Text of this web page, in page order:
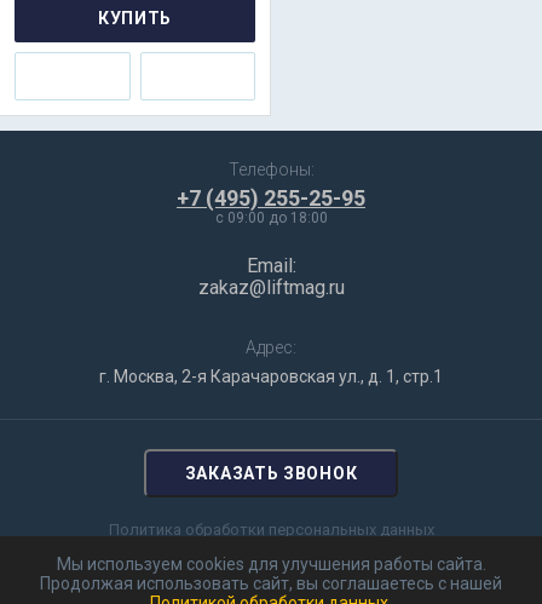
КУПИТЬ
Телефоны:
+7 (495) 255-25-95
c 09:00 до 18:00
Email:
zakaz@liftmag.ru
Адрес:
г. Москва, 2-я Карачаровская ул., д. 1, стр.1
ЗАКАЗАТЬ ЗВОНОК
Политика обработки персональных данных
Цены на сайте не являются публичной офертой и предоставлены
для ознакомления
Мы используем cookies для улучшения работы сайта.
Продолжая использовать сайт, вы соглашаетесь с нашей